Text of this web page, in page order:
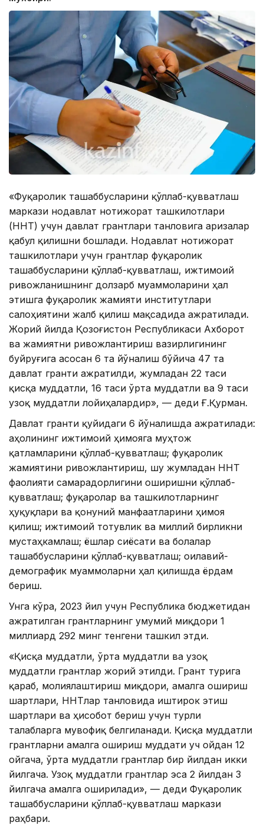
«Фуқаролик ташаббусларини қўллаб-қувватлаш
маркази нодавлат нотижорат ташкилотлари
(ННТ) учун давлат грантлари танловига аризалар
қабул қилишни бошлади. Нодавлат нотижорат
ташкилотлари учун грантлар фуқаролик
ташаббусларини қўллаб-қувватлаш, ижтимоий
ривожланишнинг долзарб муаммоларини ҳал
этишга фуқаролик жамияти институтлари
салоҳиятини жалб қилиш мақсадида ажратилади.
Жорий йилда Қозоғистон Республикаси Ахборот
ва жамиятни ривожлантириш вазирлигининг
буйруғига асосан 6 та йўналиш бўйича 47 та
давлат гранти ажратилди, жумладан 22 таси
қисқа муддатли, 16 таси ўрта муддатли ва 9 таси
узоқ муддатли лойиҳалардир», — деди Ғ.Қурман.
Давлат гранти қуйидаги 6 йўналишда ажратилади:
аҳолининг ижтимоий ҳимояга муҳтож
қатламларини қўллаб-қувватлаш; фуқаролик
жамиятини ривожлантириш, шу жумладан ННТ
фаолияти самарадорлигини оширишни қўллаб-
қувватлаш; фуқаролар ва ташкилотларнинг
ҳуқуқлари ва қонуний манфаатларини ҳимоя
қилиш; ижтимоий тотувлик ва миллий бирликни
мустаҳкамлаш; ёшлар сиёсати ва болалар
ташаббусларини қўллаб-қувватлаш; оилавий-
демографик муаммоларни ҳал қилишда ёрдам
бериш.
Унга кўра, 2023 йил учун Республика бюджетидан
ажратилган грантларнинг умумий миқдори 1
миллиард 292 минг тенгени ташкил этди.
«Қисқа муддатли, ўрта муддатли ва узоқ
муддатли грантлар жорий этилди. Грант турига
қараб, молиялаштириш миқдори, амалга ошириш
шартлари, ННТлар танловида иштирок этиш
шартлари ва ҳисобот бериш учун турли
талабларга мувофиқ белгиланади. Қисқа муддатли
грантларни амалга ошириш муддати уч ойдан 12
ойгача, ўрта муддатли грантлар бир йилдан икки
йилгача. Узоқ муддатли грантлар эса 2 йилдан 3
йилгача амалга оширилади», — деди Фуқаролик
ташаббусларини қўллаб-қувватлаш маркази
раҳбари.